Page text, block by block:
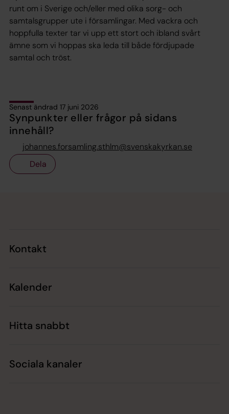
runt om i Sverige och/eller med olika sorg- och
samtalsgrupper ute i församlingar. Med vackra och
hoppfulla texter tar vi upp ett stort och ibland svårt
ämne som vi hoppas ska leda till både fördjupade
samtal och tröst.
Senast ändrad 17 juni 2026
Synpunkter eller frågor på sidans
innehåll?
johannes.forsamling.sthlm@svenskakyrkan.se
Dela
Kontakt
Kalender
Hitta snabbt
Sociala kanaler